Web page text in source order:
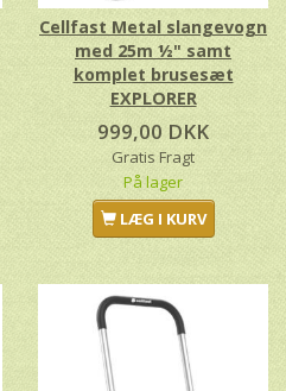
Cellfast Metal slangevogn
med 25m ½" samt
komplet brusesæt
EXPLORER
999,00 DKK
Gratis Fragt
På lager
LÆG I KURV